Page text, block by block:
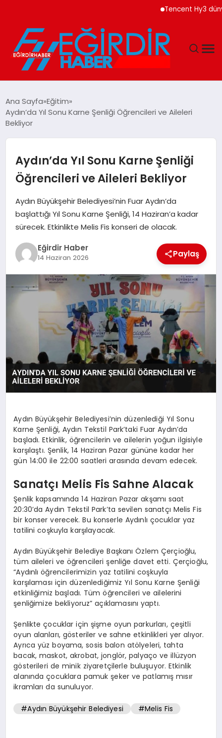
Tencent Hy3 dünya
EĞITIM
GÜNDEM
MAGAZIN
SIYASET
SPOR
TEKNOLOJI
Ana Sayfa Eğitim
Aydın’da Yıl Sonu Karne Şenliği Öğrencileri ve Aileleri
Bekliyor
Aydın’da Yıl Sonu Karne Şenliği
Öğrencileri ve Aileleri Bekliyor
Aydın Büyükşehir Belediyesi’nin Fuar Aydın’da
başlattığı Yıl Sonu Karne Şenliği, 14 Haziran’a kadar
sürecek. Etkinlikte Melis Fis konseri de olacak.
Eğirdir Haber
14 Haziran 2026 Paylaş
Aydın Büyükşehir Belediyesi’nin düzenlediği Yıl Sonu
Karne Şenliği, Aydın Tekstil Park’taki Fuar Aydın’da
başladı. Etkinlik, öğrencilerin ve ailelerin yoğun ilgisiyle
karşılaştı. Şenlik, 14 Haziran Pazar gününe kadar her
gün 14:00 ile 22:00 saatleri arasında devam edecek.
Sanatçı Melis Fis Sahne Alacak
Şenlik kapsamında 14 Haziran Pazar akşamı saat
20:30’da Aydın Tekstil Park’ta sevilen sanatçı Melis Fis
bir konser verecek. Bu konserle Aydınlı çocuklar yaz
tatilini coşkuyla karşılayacak.
Aydın Büyükşehir Belediye Başkanı Özlem Çerçioğlu,
tüm aileleri ve öğrencileri şenliğe davet etti. Çerçioğlu,
“Aydınlı öğrencilerimizin yaz tatilini coşkuyla
karşılaması için düzenlediğimiz Yıl Sonu Karne Şenliği
etkinliğimiz başladı. Tüm öğrencileri ve ailelerini
şenliğimize bekliyoruz” açıklamasını yaptı.
Şenlikte çocuklar için şişme oyun parkurları, çeşitli
oyun alanları, gösteriler ve sahne etkinlikleri yer alıyor.
Ayrıca yüz boyama, sosis balon atölyeleri, tahta
bacak, maskot, akrobat, jonglör, palyaço ve illüzyon
gösterileri de minik ziyaretçilerle buluşuyor. Etkinlik
alanında çocuklara pamuk şeker ve patlamış mısır
ikramları da sunuluyor.
#Aydın Büyükşehir Belediyesi #Melis Fis